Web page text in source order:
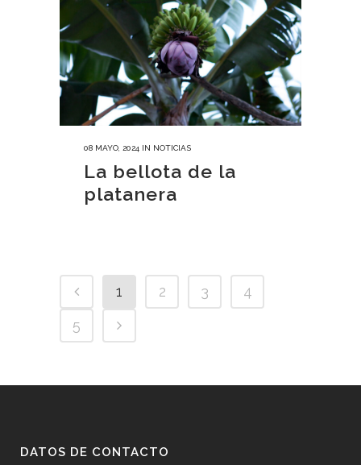
08 MAYO, 2024 IN NOTICIAS
La bellota de la
platanera
1 2 3
4
5
DATOS DE CONTACTO